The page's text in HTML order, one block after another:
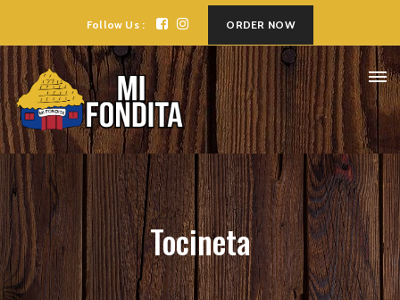
Follow Us : ORDER NOW
Tocineta